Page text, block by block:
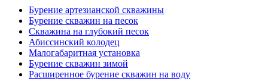
Бурение артезианской скважины
Бурение скважин на песок
Скважина на глубокий песок
Абиссинский колодец
Малогабаритная установка
Бурение скважин зимой
Расширенное бурение скважин на воду